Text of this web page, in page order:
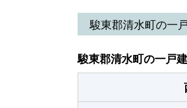
徳倉
2,900万
徳倉
810万円
徳倉
2,600万
徳倉
500万円
駿東郡清水町の一
駿東郡清水町の一戸